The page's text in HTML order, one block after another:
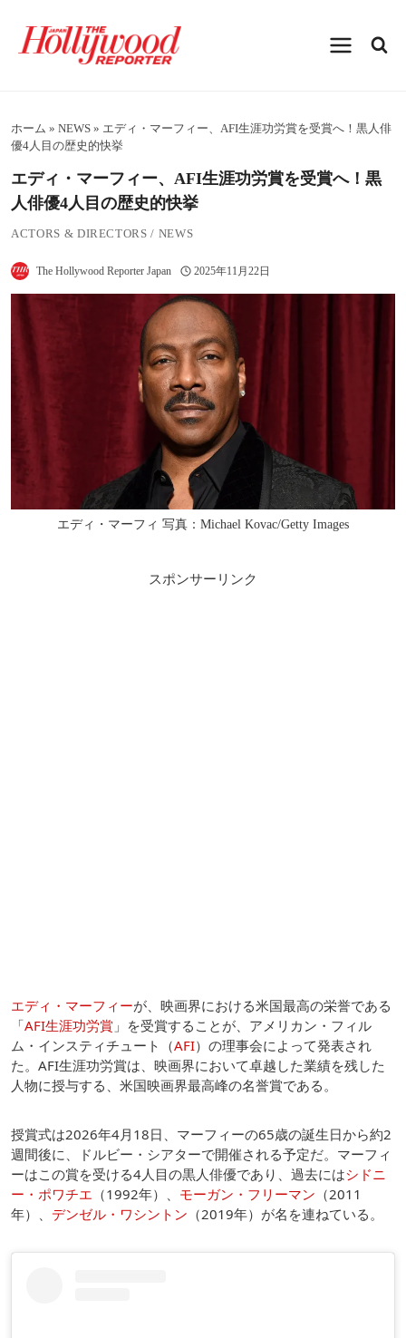
プホーム » NEWS » エディ・マーフィー、AFI生涯功労賞を受賞へ！黒人俳
優4人目の歴史的快挙
エディ・マーフィー、AFI生涯功労賞を受賞へ！黒
人俳優4人目の歴史的快挙
ACTORS & DIRECTORS / NEWS
The Hollywood Reporter Japan 2025年11月22日
エディ・マーフィ 写真：Michael Kovac/Getty Images
スポンサーリンク
エディ・マーフィーが、映画界における米国最高の栄誉である
「AFI生涯功労賞 」を受賞することが、アメリカン・フィル
ム・インスティチュート（AFI）の理事会によって発表され
た。AFI生涯功労賞は、映画界において卓越した業績を残した
人物に授与する、米国映画界最高峰の名誉賞である。
授賞式は2026年4月18日、マーフィーの65歳の誕生日から約2
週間後に、ドルビー・シアターで開催される予定だ。マーフィ
ーはこの賞を受ける4人目の黒人俳優であり、過去にはシドニ
ー・ポワチエ （1992年）、 モーガン・フリーマン （2011
年）、 デンゼル・ワシントン （2019年）が名を連ねている。